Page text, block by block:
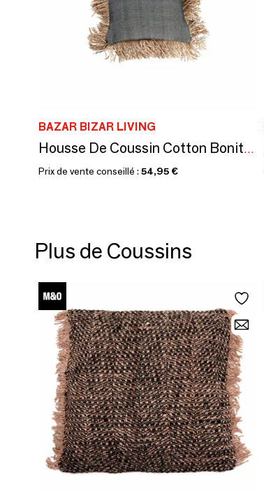
BAZAR BIZAR LIVING
Housse De Coussin Cotton Bonita - Noir Naturel - 40x40
Prix de vente conseillé : 54,95 €
Plus de Coussins